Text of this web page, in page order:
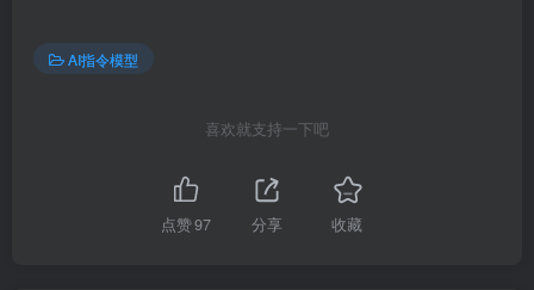
AI指令模型
喜欢就支持一下吧
点赞97 分享 收藏